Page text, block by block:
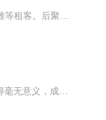
退隐佣兵回归都市，偶遇神秘萝莉，开了家小旅馆，又遇社会大姐大，警花妹子，杀手玫瑰，社会枭雄等租客。后聚集兄弟勇闯天下！！
内容简介： 人总要牺牲掉一些什么东西，才能在这个世界上努力的活下去。可是当牺牲的一切都变得毫无意义，成为别人拿来任意挥霍使用的玩具，并且拒绝支付报酬。那么：赏金佣兵团不介意亲自动手，并且在其中收取他们应付的利息！作者：傍晚的水瓶主播：...